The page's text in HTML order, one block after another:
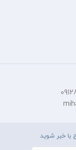
خبر شوید